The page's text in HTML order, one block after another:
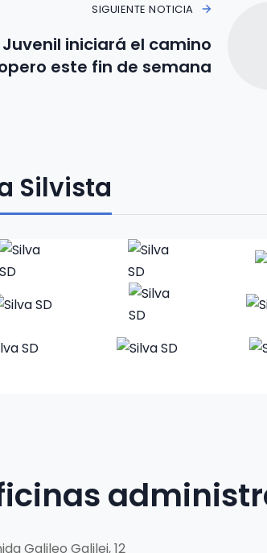
SIGUIENTE NOTICIA
Juvenil iniciará el camino
este fin de semana
Silvista
Galileo Galilei, 12